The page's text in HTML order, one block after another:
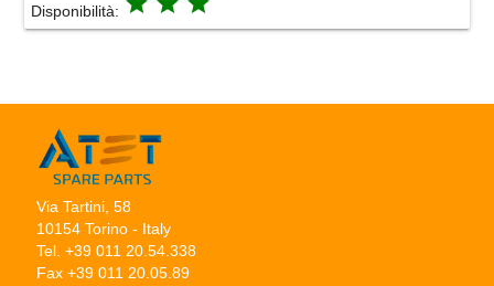
Disponibilità:
Via Tartini, 58
10154 Torino - Italy
Tel. +39 011 20.54.338
Fax +39 011 20.05.89